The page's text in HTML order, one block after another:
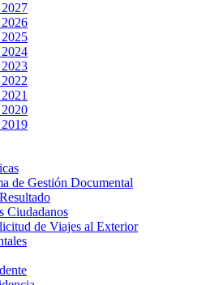
de Gestión Documental
Ciudadanos
de Viajes al Exterior